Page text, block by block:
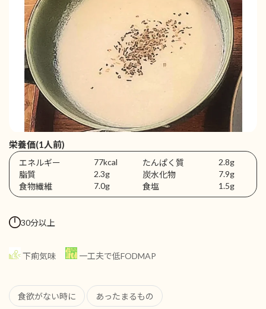
栄養価(1人前)
エネルギー 77kcal たんぱく質
2.8g
脂質
2.3g 炭水化物
7.9g
食物繊維
7.0g 食塩 1.5g
30分以上
下痢気味 一工夫で低FODMAP
食欲がない時に あったまるもの